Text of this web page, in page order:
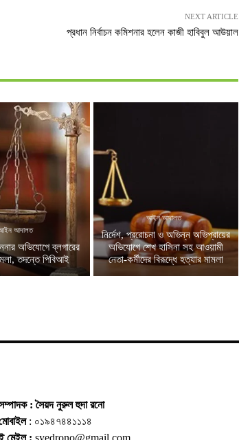
NEXT ARTICLE
প্রধান নির্বাচন কমিশনার হলেন কাজী হাবিবুল আউয়াল
আদালত
অভিযোগে ব্লগারের
তদন্তে পিবিআই
আইন আদালত
নির্দেশ, প্ররোচনা ও অভিন্ন অভিপ্রায়ের
অভিযোগে শেখ হাসিনা সহ আওয়ামী
নেতা-কর্মীদের বিরূদ্ধে হত্যার মামলা
: সৈয়দ নুরুল হুদা রনো
: ০১৯৪৭৪৪১১১৪